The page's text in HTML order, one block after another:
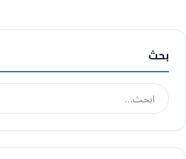
بحث